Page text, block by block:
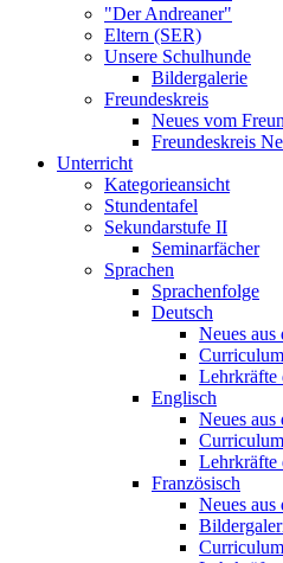
"Der Andreaner"
Eltern (SER)
Unsere Schulhunde
Bildergalerie
Freundeskreis
Neues vom
Freundeskreis
Unterricht
Kategorieansicht
Stundentafel
Sekundarstufe II
Seminarfächer
Sprachen
Sprachenfolge
Deutsch
Neues aus
Curriculum
Lehrkräfte
Englisch
Neues aus
Curriculum
Lehrkräfte
Französisch
Neues aus
Curriculum